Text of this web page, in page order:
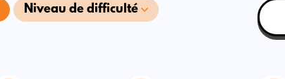
Niveau de difficulté